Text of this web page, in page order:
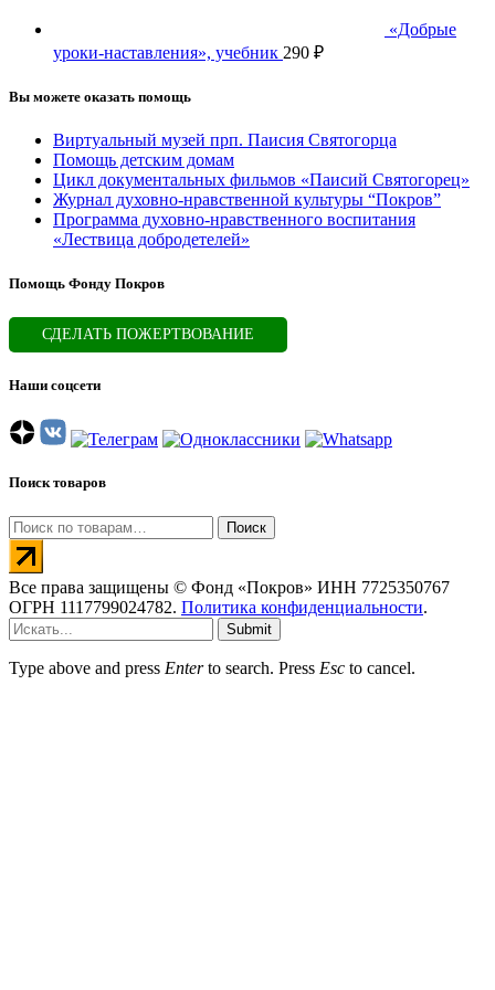
«Добрые
уроки-наставления», учебник 290 ₽
Вы можете оказать помощь
Виртуальный музей прп. Паисия Святогорца
Помощь детским домам
Цикл документальных фильмов «Паисий Святогорец»
Журнал духовно-нравственной культуры “Покров”
Программа духовно-нравственного воспитания
«Лествица добродетелей»
Помощь Фонду Покров
СДЕЛАТЬ ПОЖЕРТВОВАНИЕ
Наши соцсети
Поиск товаров
Искать: Поиск
Все права защищены © Фонд «Покров» ИНН 7725350767
ОГРН 1117799024782. Политика конфиденциальности.
Submit
Type above and press Enterto search. Press Esc to cancel.